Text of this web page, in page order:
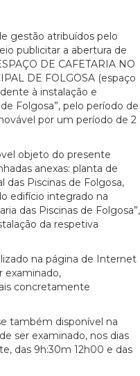
gestão atribuídos pelo
publicitar a abertura de
DE CAFETARIA NO
DE FOLGOSA (espaço
à instalação e
Folgosa”, pelo período de
por um período de 2
objeto do presente
anexas: planta de
das Piscinas de Folgosa,
edifício integrado na
das Piscinas de Folgosa”,
da respetiva
na página de Internet
examinado,
concretamente
também disponível na
ser examinado, nos dias
das 9h:30m 12h00 e das